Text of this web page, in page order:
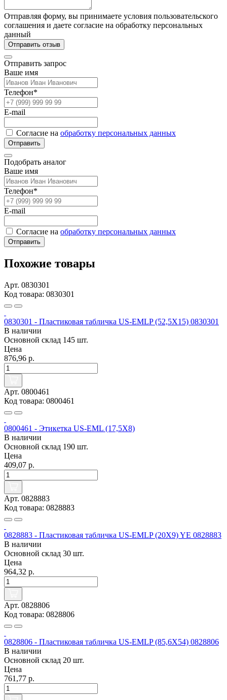
Отправляя форму, вы принимаете условия пользовательского
соглашения и даете согласие на обработку персональных
данный
Отправить отзыв
Отправить запрос
Ваше имя
Телефон*
E-mail
Согласие на обработку персональных данных
Отправить
Подобрать аналог
Ваше имя
Телефон*
E-mail
Согласие на обработку персональных данных
Отправить
Похожие товары
Арт. 0830301
Код товара: 0830301
0830301 - Пластиковая табличка US-EMLP (52,5X15) 0830301
В наличии
Основной склад 145 шт.
Цена
876,96 р.
Арт. 0800461
Код товара: 0800461
0800461 - Этикетка US-EML (17,5X8)
В наличии
Основной склад 190 шт.
Цена
409,07 р.
Арт. 0828883
Код товара: 0828883
0828883 - Пластиковая табличка US-EMLP (20X9) YE 0828883
В наличии
Основной склад 30 шт.
Цена
964,32 р.
Арт. 0828806
Код товара: 0828806
0828806 - Пластиковая табличка US-EMLP (85,6X54) 0828806
В наличии
Основной склад 20 шт.
Цена
761,77 р.